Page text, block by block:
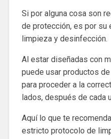
Si por alguna cosa son
de protección, es por su
limpieza y desinfección.
Al estar diseñadas con
puede usar productos
para proceder a la
lados, después de cada
Aquí lo que te
estricto protocolo de